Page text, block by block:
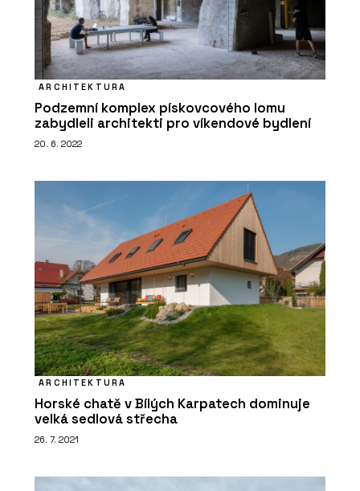
ARCHITEKTURA
Podzemní komplex pískovcového lomu
zabydleli architekti pro víkendové bydlení
20. 6. 2022
ARCHITEKTURA
Horské chatě v Bílých Karpatech dominuje
velká sedlová střecha
26. 7. 2021